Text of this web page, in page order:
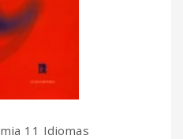
11 Idiomas